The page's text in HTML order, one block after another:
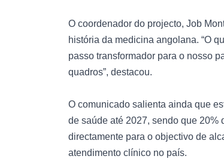
O coordenador do projecto, Job
história da medicina angolana. “O
passo transformador para o nosso
quadros”, destacou.
O comunicado salienta ainda que
de saúde até 2027, sendo que 20%
directamente para o objectivo de
atendimento clínico no país.